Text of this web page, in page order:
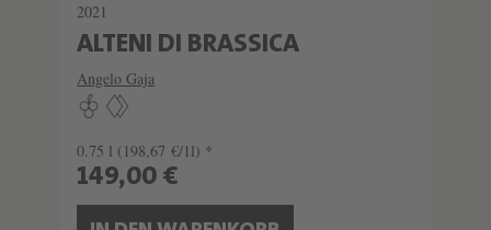
2021
ALTENI DI BRASSICA
Angelo Gaja
0.75 l (198,67 €/1l) *
149,00 €